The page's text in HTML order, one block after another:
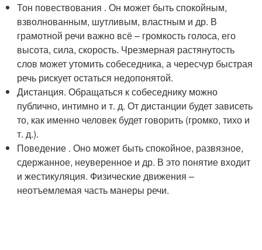
Тон повествования . Он может быть спокойным,
взволнованным, шутливым, властным и др. В
грамотной речи важно всё – громкость голоса, его
высота, сила, скорость. Чрезмерная растянутость
слов может утомить собеседника, а чересчур быстрая
речь рискует остаться недопонятой.
Дистанция. Обращаться к собеседнику можно
публично, интимно и т. д. От дистанции будет зависеть
то, как именно человек будет говорить (громко, тихо и
т. д.).
Поведение . Оно может быть спокойное, развязное,
сдержанное, неуверенное и др. В это понятие входит
и жестикуляция. Физические движения –
неотъемлемая часть манеры речи.